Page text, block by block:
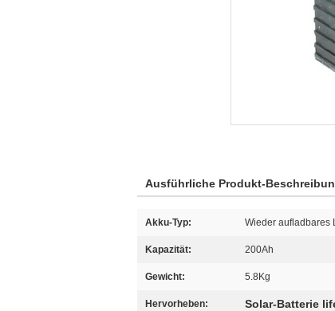
Ausführliche Produkt-
Akku-Typ: Wieder aufladbares
Kapazität: 200Ah
Gewicht: 5.8Kg
Hervorheben: Solar-Batterie